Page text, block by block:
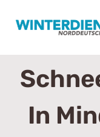
Inhalt
In